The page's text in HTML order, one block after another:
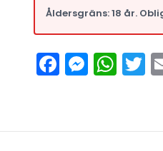
Åldersgräns: 18 år.